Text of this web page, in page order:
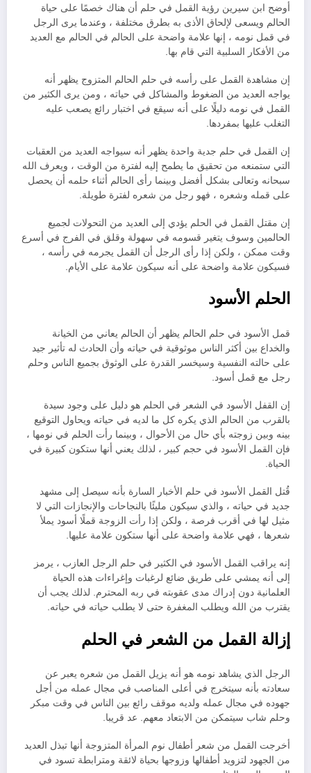
أوضح ابن سيرين رؤية القمل في حلم أن هناك خصمًا على حياة
الحالم ويسعى لإلحاق الأذى به بطرق مختلفة ، وعندما يرى الرجل
في قمل نومه ، إنها علامة واضحة على الحالم في الحالم مع العديد
من الأفكار السلبية التي قام بها.
إن مشاهدة القمل على رأسه في حلم الحالم المتزوج يظهر أنه
يواجه العديد من الضغوط والمشاكل في حياته ، ومن يرى الكثير من
القمل في نومه دليلًا على أنه سيقع في اختبار رائع يصعب عليه
التغلب عليها بمفردها.
إن القمل في حلم جدية واحدة يظهر أنه سيواجه العديد من العقبات
التي ستمنعه ​​من تحقيق ما يطمح إليه لفترة من الوقت ، ويعرف الله
سبحانه وتعالى بشكل أفضل وبينما رأى الحالم أثناء حلمه أن يحصل
على قمله وشعره ، فهو رجل من شعره لفترة طويلة.
إن مقتل القمل في الحلم يؤدي إلى العديد من التحولات لجميع
الحالمين وسوف يتغير قسومه في سهولة وقلق في الفرج في أسرع
وقت ممكن ، ولكن إذا رأى الرجل أن القمل يجرمه في رأسه ،
فسيكون علامة واضحة على أنه سيكون علامة على الأيام.
الحلم الأسود
قمل الأسود في حلم الحالم يظهر أن الحالم يعاني من الخيانة
والخداع بين أكثر الناس موثوقية في حياته وأن الحادث له تأثير جيد
على حالته النفسية وسيخسر القدرة على الوثوق بجميع الناس وحلم
رجل مع قمل أسود.
إن القفل الأسود في الشعر في الحلم هو دليل على وجود سيدة
بالقرب من الحالم الذي يكره كل ما لديه في حياته ويحاول التوقيع
بينه وبين زوجته بأي حال من الأحوال ، وبينما رأت الحلم في نومها ،
فإن القمل الأسود في حجم كبير ، لذلك يعني أنها ستكون كبيرة في
الحياة.
قُتل القمل الأسود في حلم الأخبار السارة بأنه سيصل إلى مشهد
جديد في حياته ، والذي سيكون مليئًا بالنجاحات والإنجازات التي لا
مثيل لها في أقرب فرصة ، ولكن إذا رأت الزوجة قملًا أسود يملأ
شعرها ، فهي علامة واضحة على أنها ستكون علامة عليها.
إنه يراقب القمل الأسود في الكثير في حلم الرجل العازب ، يرمز
إلى أنه يمشي على طريق ضائع لرغبات وإغراءات هذه الحياة
العلمانية دون إدراك مدى عقوبته في ربه المحترم. لذلك يجب أن
يقترب من الله ويطلب المغفرة حتى لا يطلب حياته في حياته.
إزالة القمل من الشعر في الحلم
الرجل الذي يشاهد نومه هو أنه يزيل القمل من شعره يعبر عن
سعادته بأنه سيتخرج في أعلى المناصب في مجال عمله من أجل
جهوده في مجال عمله ولديه موقف رائع بين الناس في وقت مبكر
وحلم شاب سيتمكن من الابتعاد معهم. عد قريبا.
أخرجت القمل من شعر أطفال نوم المرأة المتزوجة أنها تبذل العديد
من الجهود لتزويد أطفالها وزوجها بحياة لائقة ومترابطة تسود في